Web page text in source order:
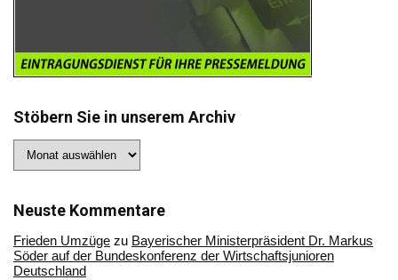
Stöbern Sie in unserem Archiv
Sie
Archiv
Neuste Kommentare
Frieden Umzüge zu Bayerischer Ministerpräsident Dr. Markus
Söder auf der Bundeskonferenz der Wirtschaftsjunioren
Deutschland